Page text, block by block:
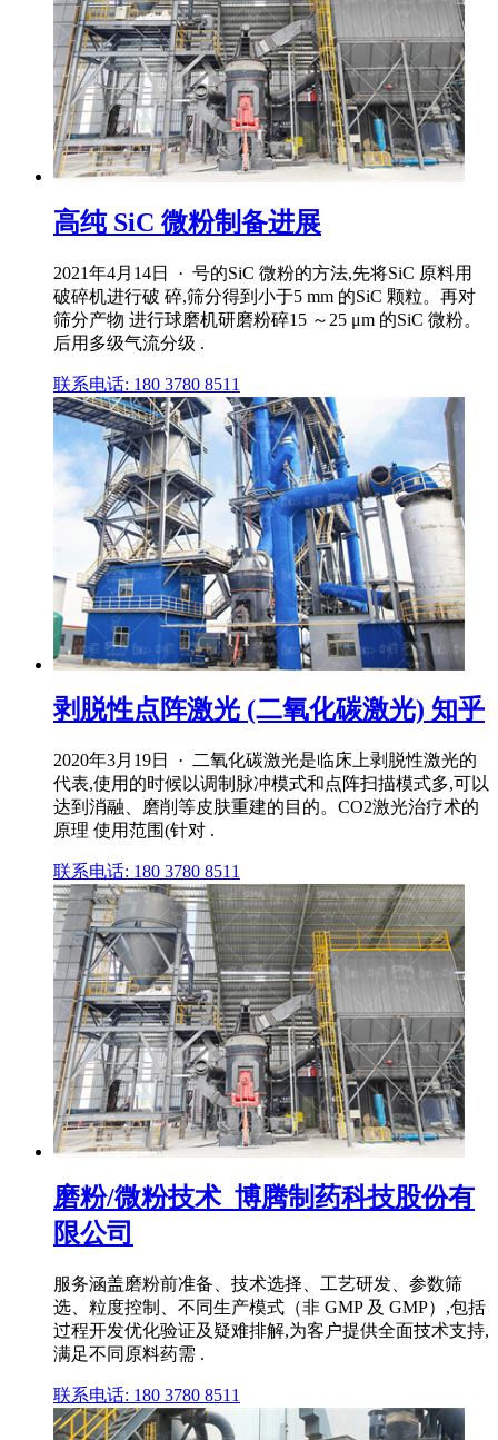
高纯 SiC 微粉制备进展
2021年4月14日 · 号的SiC 微粉的方法,先将SiC 原料用
破碎机进行破 碎,筛分得到小于5 mm 的SiC 颗粒。再对
筛分产物 进行球磨机研磨粉碎15 ～25 μm 的SiC 微粉。
后用多级气流分级 .
联系电话: 180 3780 8511
剥脱性点阵激光 (二氧化碳激光) 知乎
2020年3月19日 · 二氧化碳激光是临床上剥脱性激光的
代表,使用的时候以调制脉冲模式和点阵扫描模式多,可以
达到消融、磨削等皮肤重建的目的。CO2激光治疗术的
原理 使用范围(针对 .
联系电话: 180 3780 8511
磨粉/微粉技术_博腾制药科技股份有
限公司
服务涵盖磨粉前准备、技术选择、工艺研发、参数筛
选、粒度控制、不同生产模式（非 GMP 及 GMP）,包括
过程开发优化验证及疑难排解,为客户提供全面技术支持,
满足不同原料药需 .
联系电话: 180 3780 8511